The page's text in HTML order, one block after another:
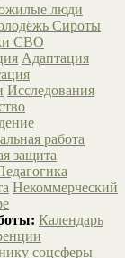
люди
Сироты
СВО
Адаптация
Исследования
работа
защита
Некоммерческий
Календарь
соцсферы